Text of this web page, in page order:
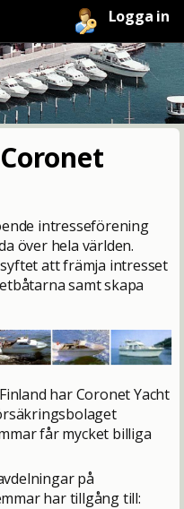
Logga in
intresseförening
över hela världen.
att främja intresset
samt skapa
har Coronet Yacht
får mycket billiga
på
har tillgång till: